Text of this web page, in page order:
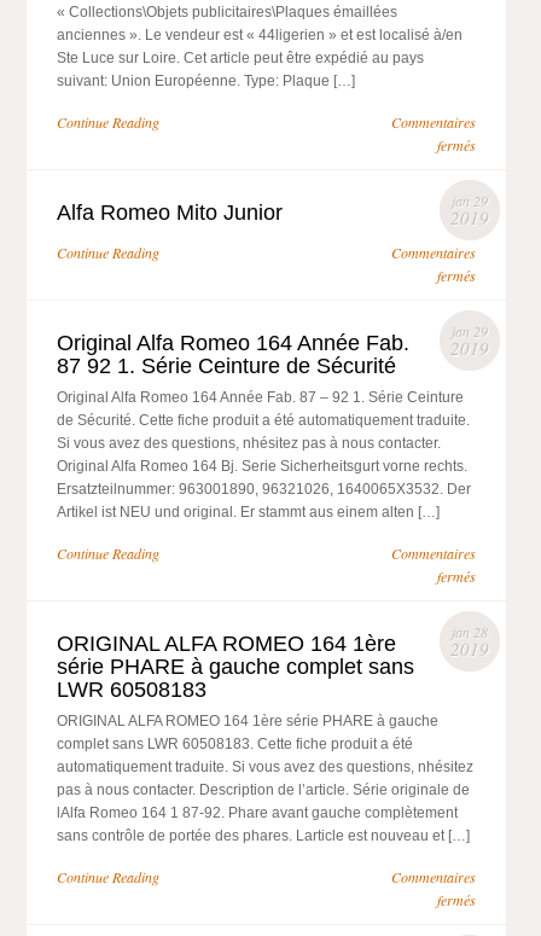
« Collections\Objets publicitaires\Plaques émaillées
anciennes ». Le vendeur est « 44ligerien » et est localisé à/en
Ste Luce sur Loire. Cet article peut être expédié au pays
suivant: Union Européenne. Type: Plaque […]
Continue Reading
Commentaires
fermés
jan 29
2019
Alfa Romeo Mito Junior
Continue Reading
Commentaires
fermés
jan 29
2019
Original Alfa Romeo 164 Année Fab.
87 92 1. Série Ceinture de Sécurité
Original Alfa Romeo 164 Année Fab. 87 – 92 1. Série Ceinture
de Sécurité. Cette fiche produit a été automatiquement traduite.
Si vous avez des questions, nhésitez pas à nous contacter.
Original Alfa Romeo 164 Bj. Serie Sicherheitsgurt vorne rechts.
Ersatzteilnummer: 963001890, 96321026, 1640065X3532. Der
Artikel ist NEU und original. Er stammt aus einem alten […]
Continue Reading
Commentaires
fermés
jan 28
2019
ORIGINAL ALFA ROMEO 164 1ère
série PHARE à gauche complet sans
LWR 60508183
ORIGINAL ALFA ROMEO 164 1ère série PHARE à gauche
complet sans LWR 60508183. Cette fiche produit a été
automatiquement traduite. Si vous avez des questions, nhésitez
pas à nous contacter. Description de l’article. Série originale de
lAlfa Romeo 164 1 87-92. Phare avant gauche complètement
sans contrôle de portée des phares. Larticle est nouveau et […]
Continue Reading
Commentaires
fermés